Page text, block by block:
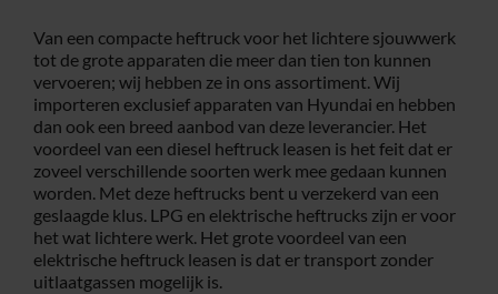
Van een compacte heftruck voor het lichtere sjouwwerk
tot de grote apparaten die meer dan tien ton kunnen
vervoeren; wij hebben ze in ons assortiment. Wij
importeren exclusief apparaten van Hyundai en hebben
dan ook een breed aanbod van deze leverancier. Het
voordeel van een diesel heftruck leasen is het feit dat er
zoveel verschillende soorten werk mee gedaan kunnen
worden. Met deze heftrucks bent u verzekerd van een
geslaagde klus. LPG en elektrische heftrucks zijn er voor
het wat lichtere werk. Het grote voordeel van een
elektrische heftruck leasen is dat er transport zonder
uitlaatgassen mogelijk is.